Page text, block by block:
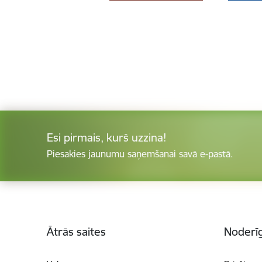
Esi pirmais, kurš uzzina!
Piesakies jaunumu saņemšanai savā e-pastā.
Ātrās saites